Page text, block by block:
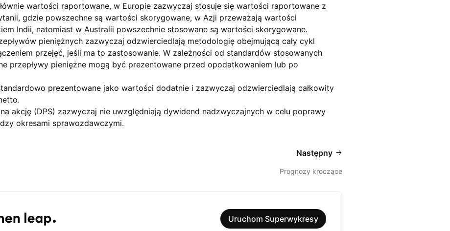
wartości raportowane, w Europie zazwyczaj stosuje się wartości raportowane z
gdzie powszechne są wartości skorygowane, w Azji przeważają wartości
Indii, natomiast w Australii powszechnie stosowane są wartości skorygowane.
pieniężnych zazwyczaj odzwierciedlają metodologię obejmującą cały cykl
przejęć, jeśli ma to zastosowanie. W zależności od standardów stosowanych
przepływy pieniężne mogą być prezentowane przed opodatkowaniem lub po
prezentowane jako wartości dodatnie i zazwyczaj odzwierciedlają całkowity
akcję (DPS) zazwyczaj nie uwzględniają dywidend nadzwyczajnych w celu poprawy
okresami sprawozdawczymi.
Następny
Prognozy kroczące
Uruchom Superwykresy